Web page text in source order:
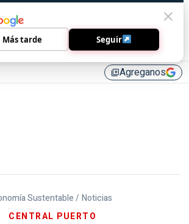
library_addAgreganos
Sustentable / Noticias
CENTRAL PUERTO
Más tarde Seguir